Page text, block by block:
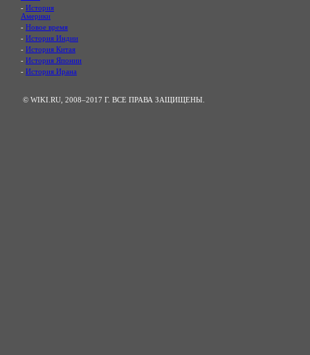
- История
Америки
- Новое время
- История Индии
- История Китая
- История Японии
- История Ирана
© WIKI.RU, 2008–2017 Г. ВСЕ ПРАВА ЗАЩИЩЕНЫ.